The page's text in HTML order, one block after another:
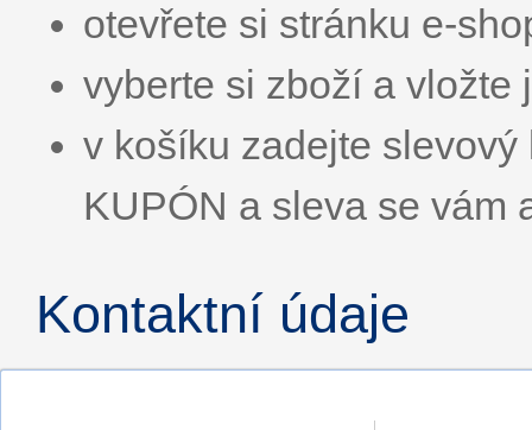
otevřete si stránku e-
vyberte si zboží a vložte
v košíku zadejte
KUPÓN a sleva se vám
Kontaktní údaje